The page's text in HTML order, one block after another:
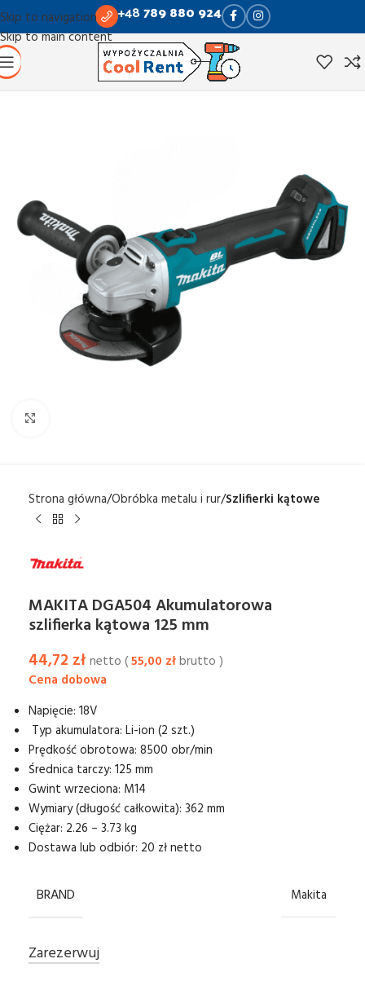
Skip to navigation
Skip to main content
+48789 880 924
Strona główna Obróbka metalu i rur Szlifierki kątowe
MAKITA DGA504 Akumulatorowa
szlifierka kątowa 125 mm
44,72 zł netto (55,00 złbrutto )
Napięcie: 18V
Typ akumulatora: Li-ion (2 szt.)
Prędkość obrotowa: 8500 obr/min
Średnica tarczy: 125 mm
Gwint wrzeciona: M14
Wymiary (długość całkowita): 362 mm
Ciężar: 2.26 – 3.73 kg
Dostawa lub odbiór: 20 zł netto
BRAND Makita
Zarezerwuj